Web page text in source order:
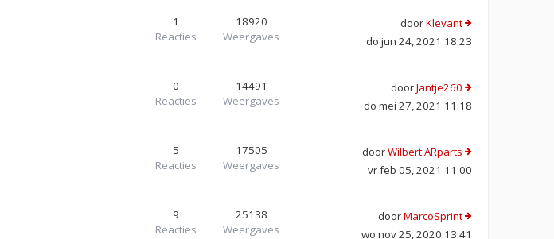
1
Reacties
18920
Weergaves
doorKlevant
do jun 24, 2021 18:23
0
Reacties
14491
Weergaves
doorJantje260
do mei 27, 2021 11:18
5
Reacties
17505
Weergaves
doorWilbert ARparts
vr feb 05, 2021 11:00
9
Reacties
25138
Weergaves
doorMarcoSprint
wo nov 25, 2020 13:41